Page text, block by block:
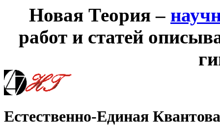
Новая Теория –
работ и статей
Естественно-Единая